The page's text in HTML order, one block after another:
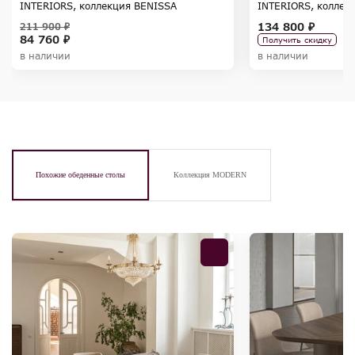
INTERIORS, коллекция BENISSA
84 760 ₽
211 900 ₽
в наличии
INTERIORS,
134 800 ₽
Получить скидку
в наличии
Похожие обеденные столы Коллекция MODERN